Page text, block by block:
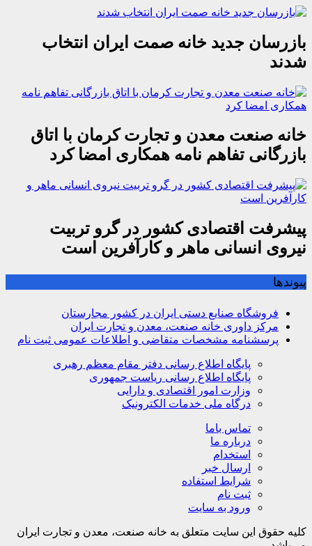
بازرسان جدید خانه صمت ایران انتخاب
شدند
خانه صنعت معدن و تجارت کرمان با اتاق
بازرگانی تفاهم نامه همکاری امضا کرد
پیشرفت اقتصادی کشور در گرو تربیت
نیروی انسانی ماهر و کارآفرین است
پیوندها
فروشگاه صنایع دستی ایران در کشور مجارستان
مرکز داوری خانه صنعت، معدن و تجارت ایران
پرسشنامه مشخصات متقاضی و اطلاعات عمومی ثبت نام
پایگاه اطلاع رسانی دفتر مقام معظم رهبری
پایگاه اطلاع رسانی ریاست جمهوری
وزارت امور اقتصادی و دارایی
درگاه ملی خدمات الکترونیک
تماس باما
درباره ما
استخدام
ارسال خبر
شرایط استفاده
ثبت نام
ورود به سایت
کلیه حقوق این سایت متعلق به خانه صنعت، معدن و تجارت ایران